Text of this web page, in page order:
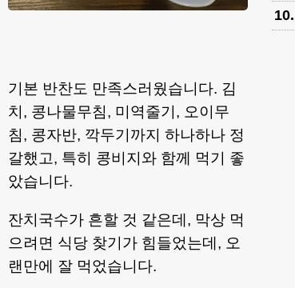
기본 반찬도 만족스러웠습니다. 김
치, 콩나물무침, 미역줄기, 오이무
침, 콩자반, 깍두기까지 하나하나 정
갈했고, 특히 콩비지와 함께 먹기 좋
았습니다.
잔치국수가 흔할 것 같은데, 막상 먹
으려면 식당 찾기가 힘들었는데, 오
랜만에 잘 먹었습니다.
10.